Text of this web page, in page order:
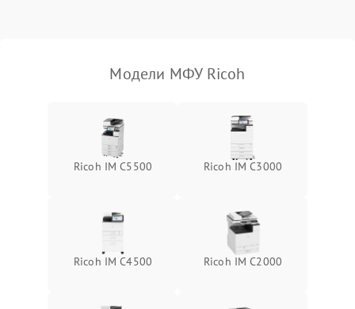
Модели МФУ Ricoh
Ricoh IM C5500 Ricoh IM C3000
Ricoh IM C4500 Ricoh IM C2000